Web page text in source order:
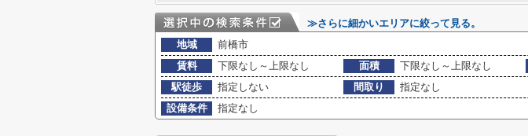
≫さらに細かいエリアに絞って見る。
地域
前橋市
賃料
下限なし～上限なし 面積 下限なし～上限なし
駅徒歩
指定しない 間取り
指定なし
設備条件
指定なし